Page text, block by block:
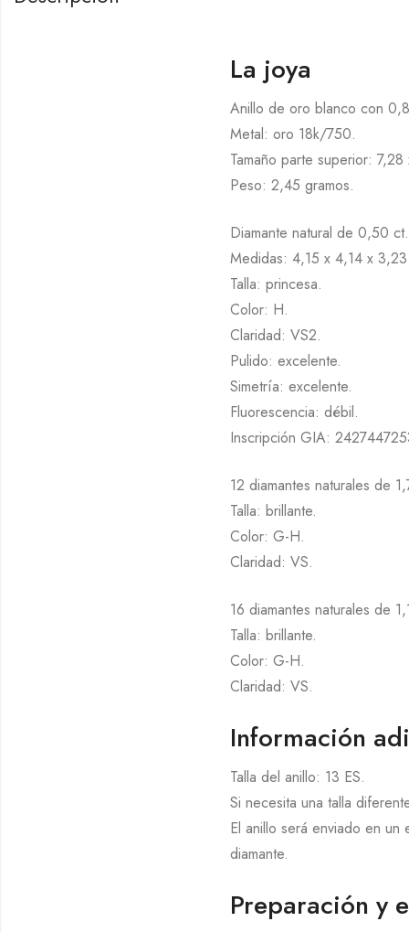
La joya
Anillo de oro blanco con
Metal: oro 18k/750.
Tamaño parte superior: 7,28
Peso: 2,45 gramos.
Diamante natural de 0,50 ct.
Medidas: 4,15 x 4,14 x 3,23
Talla: princesa.
Color: H.
Claridad: VS2.
Pulido: excelente.
Simetría: excelente.
Fluorescencia: débil.
Inscripción GIA:
12 diamantes naturales de
Talla: brillante.
Color: G-H.
Claridad: VS.
16 diamantes naturales de
Talla: brillante.
Color: G-H.
Claridad: VS.
Información
Talla del anillo: 13 ES.
Si necesita una talla
El anillo será enviado en
diamante.
Preparación y